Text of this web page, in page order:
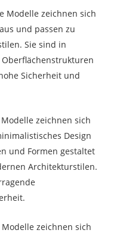
Modelle zeichnen sich
und passen zu
Sie sind in
Sicherheit und
zeichnen sich
Design
und Formen gestaltet
Architekturstilen.
zeichnen sich